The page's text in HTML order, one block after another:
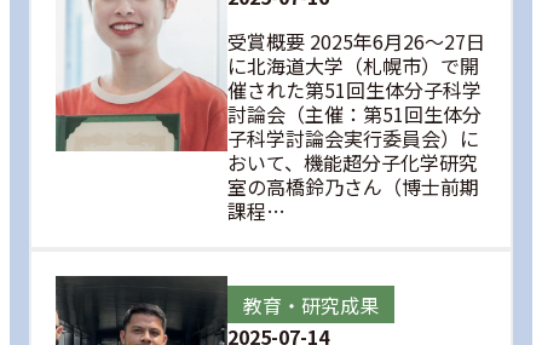
受賞概要 2025年6月26～27日
に北海道大学（札幌市）で開
催された第51回生体分子科学
討論会（主催：第51回生体分
子科学討論会実行委員会）に
おいて、機能超分子化学研究
室の高橋鈴乃さん（博士前期
課程…
教育・研究成果
2025-07-14